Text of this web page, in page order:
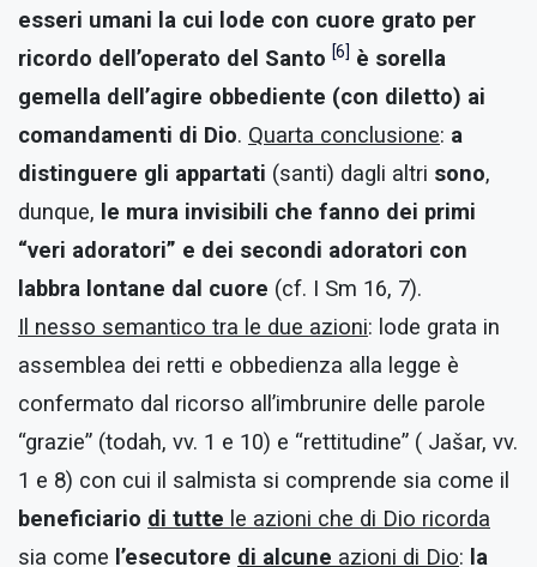
esseri umani la cui lode con cuore grato per
ricordo dell’operato del Santo [6] è sorella
gemella dell’agire obbediente (con diletto) ai
comandamenti di Dio. Quarta conclusione: a
distinguere gli appartati (santi) dagli altri sono,
dunque, le mura invisibili che fanno dei primi
“veri adoratori” e dei secondi adoratori con
labbra lontane dal cuore (cf. I Sm 16, 7).
Il nesso semantico tra le due azioni: lode grata in
assemblea dei retti e obbedienza alla legge è
confermato dal ricorso all’imbrunire delle parole
“grazie” (todah, vv. 1 e 10) e “rettitudine” ( Jašar, vv.
1 e 8) con cui il salmista si comprende sia come il
beneficiario di tutte le azioni che di Dio ricorda
sia come l’esecutore di alcune azioni di Dio: la